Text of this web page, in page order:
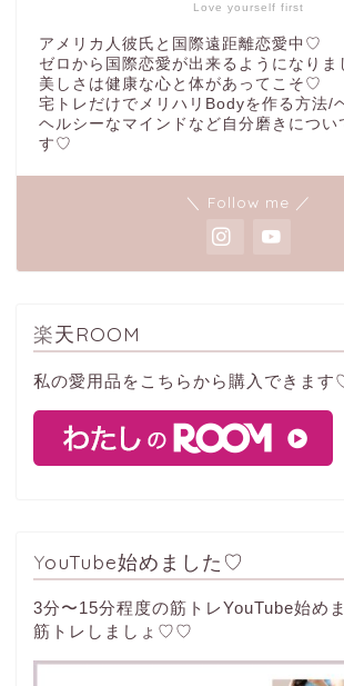
Love yourself first
アメリカ人彼氏と国際遠距離恋
ゼロから国際恋愛が出来るようになり
美しさは健康な心と体があってこそ♡
宅トレだけでメリハリBodyを作る方法/
ヘルシーなマインドなど自分磨きについ
す♡
＼ Follow me ／
楽天ROOM
私の愛用品をこちらから購入できます
YouTube始めました♡
3分〜15分程度の筋トレYouTube始め
筋トレしましょ♡♡